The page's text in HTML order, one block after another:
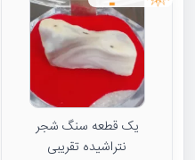
یک قطعه سنگ شجر
نتراشیده تقریبی